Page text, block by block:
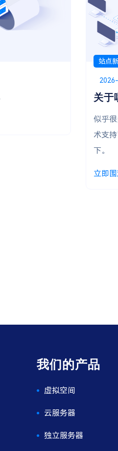
议里提到的“技
站点
深圳
全选
我们的产品
虚拟空间
云服务器
独立服务器